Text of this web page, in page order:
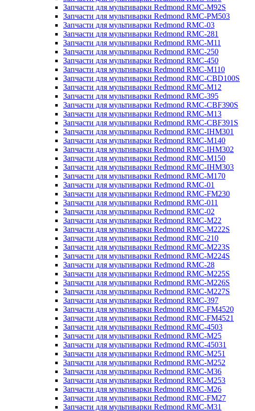
Запчасти для мультиварки Redmond RMC-M92S
Запчасти для мультиварки Redmond RMC-PM503
Запчасти для мультиварки Redmond RMC-03
Запчасти для мультиварки Redmond RMC-281
Запчасти для мультиварки Redmond RMC-M11
Запчасти для мультиварки Redmond RMC-250
Запчасти для мультиварки Redmond RMC-450
Запчасти для мультиварки Redmond RMC-M110
Запчасти для мультиварки Redmond RMC-CBD100S
Запчасти для мультиварки Redmond RMC-M12
Запчасти для мультиварки Redmond RMC-395
Запчасти для мультиварки Redmond RMC-CBF390S
Запчасти для мультиварки Redmond RMC-M13
Запчасти для мультиварки Redmond RMC-CBF391S
Запчасти для мультиварки Redmond RMC-IHM301
Запчасти для мультиварки Redmond RMC-M140
Запчасти для мультиварки Redmond RMC-IHM302
Запчасти для мультиварки Redmond RMC-M150
Запчасти для мультиварки Redmond RMC-IHM303
Запчасти для мультиварки Redmond RMC-M170
Запчасти для мультиварки Redmond RMC-01
Запчасти для мультиварки Redmond RMC-FM230
Запчасти для мультиварки Redmond RMC-011
Запчасти для мультиварки Redmond RMC-02
Запчасти для мультиварки Redmond RMC-M22
Запчасти для мультиварки Redmond RMC-M222S
Запчасти для мультиварки Redmond RMC-210
Запчасти для мультиварки Redmond RMC-M223S
Запчасти для мультиварки Redmond RMC-M224S
Запчасти для мультиварки Redmond RMC-28
Запчасти для мультиварки Redmond RMC-M225S
Запчасти для мультиварки Redmond RMC-M226S
Запчасти для мультиварки Redmond RMC-M227S
Запчасти для мультиварки Redmond RMC-397
Запчасти для мультиварки Redmond RMC-FM4520
Запчасти для мультиварки Redmond RMC-FM4521
Запчасти для мультиварки Redmond RMC-4503
Запчасти для мультиварки Redmond RMC-M25
Запчасти для мультиварки Redmond RMC-45031
Запчасти для мультиварки Redmond RMC-M251
Запчасти для мультиварки Redmond RMC-M252
Запчасти для мультиварки Redmond RMC-M36
Запчасти для мультиварки Redmond RMC-M253
Запчасти для мультиварки Redmond RMC-M26
Запчасти для мультиварки Redmond RMC-FM27
Запчасти для мультиварки Redmond RMC-M31